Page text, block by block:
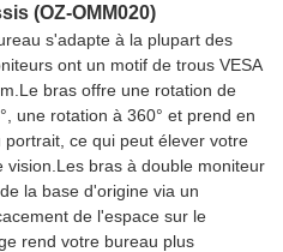
(OZ-OMM020)
s'adapte à la plupart des
ont un motif de trous VESA
bras offre une rotation de
une rotation à 360° et prend en
ce qui peut élever votre
bras à double moniteur
la base d'origine via un
de l'espace sur le
rend votre bureau plus